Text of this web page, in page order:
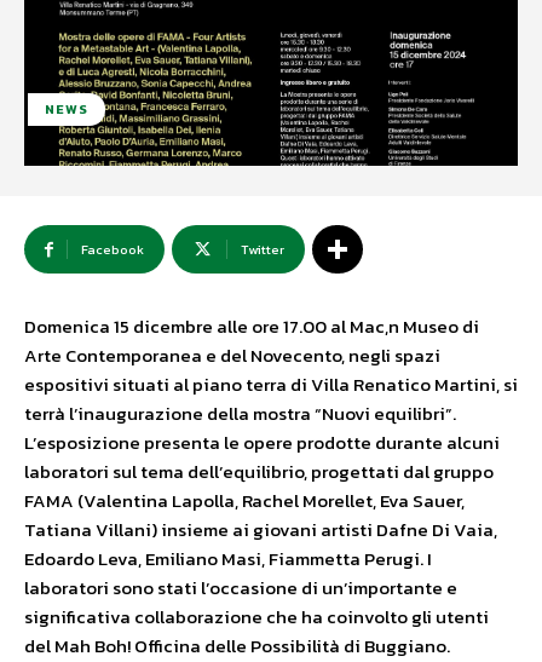
NEWS
Facebook Twitter
Domenica 15 dicembre alle ore 17.00 al Mac,n Museo di
Arte Contemporanea e del Novecento, negli spazi
espositivi situati al piano terra di Villa Renatico Martini, si
terrà l’inaugurazione della mostra “Nuovi equilibri”.
L’esposizione presenta le opere prodotte durante alcuni
laboratori sul tema dell’equilibrio, progettati dal gruppo
FAMA (Valentina Lapolla, Rachel Morellet, Eva Sauer,
Tatiana Villani) insieme ai giovani artisti Dafne Di Vaia,
Edoardo Leva, Emiliano Masi, Fiammetta Perugi. I
laboratori sono stati l’occasione di un’importante e
significativa collaborazione che ha coinvolto gli utenti
del Mah Boh! Officina delle Possibilità di Buggiano.